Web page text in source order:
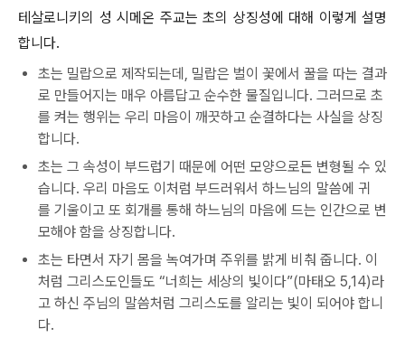
테살로니키의 성 시메온 주교는 초의 상징성에 대해 이렇게 설명
합니다.
초는 밀랍으로 제작되는데, 밀랍은 벌이 꽃에서 꿀을 따는 결과
로 만들어지는 매우 아름답고 순수한 물질입니다. 그러므로 초
를 켜는 행위는 우리 마음이 깨끗하고 순결하다는 사실을 상징
합니다.
초는 그 속성이 부드럽기 때문에 어떤 모양으로든 변형될 수 있
습니다. 우리 마음도 이처럼 부드러워서 하느님의 말씀에 귀
를 기울이고 또 회개를 통해 하느님의 마음에 드는 인간으로 변
모해야 함을 상징합니다.
초는 타면서 자기 몸을 녹여가며 주위를 밝게 비춰 줍니다. 이
처럼 그리스도인들도 “너희는 세상의 빛이다”(마태오 5,14)라
고 하신 주님의 말씀처럼 그리스도를 알리는 빛이 되어야 합니
다.